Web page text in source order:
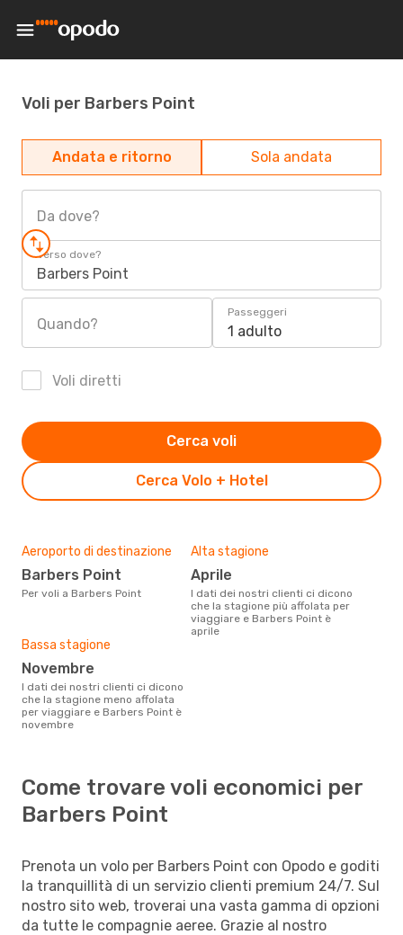
Voli per Barbers Point
Andata e ritorno Sola andata
Da dove?
Verso dove?
Barbers Point
Quando?
Passeggeri
1 adulto
Voli diretti
Cerca Volo + Hotel
Cerca voli
Aeroporto di destinazione
Barbers Point
Per voli a Barbers Point
Alta stagione
aprile
I dati dei nostri clienti ci dicono
che la stagione più affolata per
viaggiare e Barbers Point è
aprile
Bassa stagione
novembre
I dati dei nostri clienti ci dicono
che la stagione meno affolata
per viaggiare e Barbers Point è
novembre
Come trovare voli economici per
Barbers Point
Prenota un volo per Barbers Point con Opodo e goditi
la tranquillità di un servizio clienti premium 24/7. Sul
nostro sito web, troverai una vasta gamma di opzioni
da tutte le compagnie aeree. Grazie al nostro